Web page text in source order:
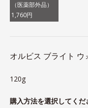
（医薬部外品）
1,760円
オルビス ブライト ウ
120g
購入方法を選択してくだ